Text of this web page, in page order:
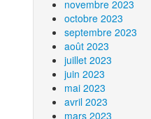
novembre 2023
octobre 2023
septembre 2023
août 2023
juillet 2023
juin 2023
mai 2023
avril 2023
mars 2023